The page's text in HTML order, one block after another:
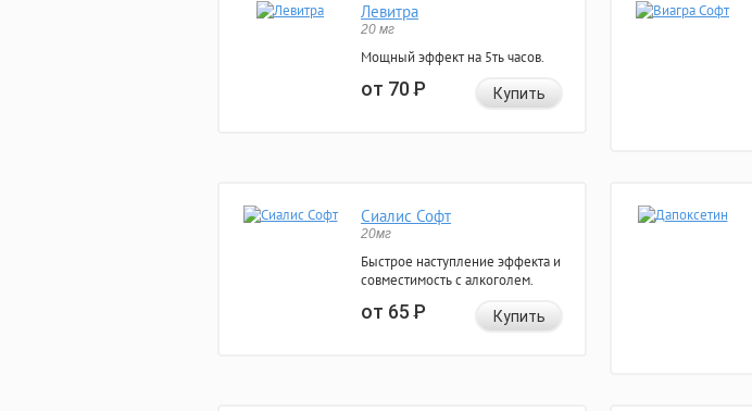
Левитра
20 мг
Мощный эффект на 5ть часов.
от 70Р Купить
Сиалис Софт
20мг
Быстрое наступление эффекта и
совместимость с алкоголем.
от 65Р Купить